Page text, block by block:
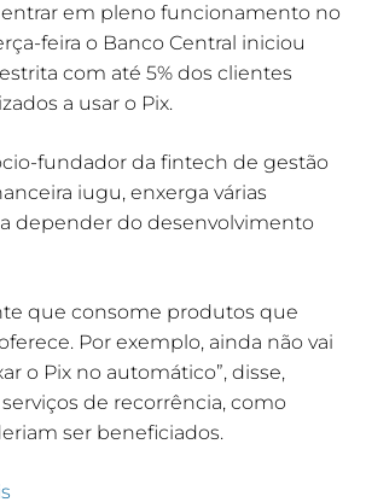
em pleno funcionamento no
feira o Banco Central iniciou
com até 5% dos clientes
a usar o Pix.
fundador da fintech de gestão
iugu, enxerga várias
depender do desenvolvimento
que consome produtos que
Por exemplo, ainda não vai
o Pix no automático”, disse,
de recorrência, como
ser beneficiados.